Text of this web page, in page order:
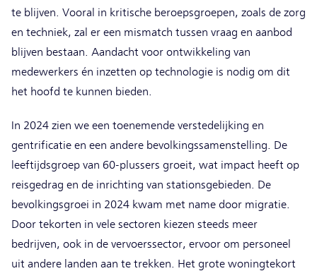
te blijven. Vooral in kritische beroepsgroepen, zoals de zorg
en techniek, zal er een mismatch tussen vraag en aanbod
blijven bestaan. Aandacht voor ontwikkeling van
medewerkers én inzetten op technologie is nodig om dit
het hoofd te kunnen bieden.
In 2024 zien we een toenemende verstedelijking en
gentrificatie en een andere bevolkingssamenstelling. De
leeftijdsgroep van 60-plussers groeit, wat impact heeft op
reisgedrag en de inrichting van stationsgebieden. De
bevolkingsgroei in 2024 kwam met name door migratie.
Door tekorten in vele sectoren kiezen steeds meer
bedrijven, ook in de vervoerssector, ervoor om personeel
uit andere landen aan te trekken. Het grote woningtekort